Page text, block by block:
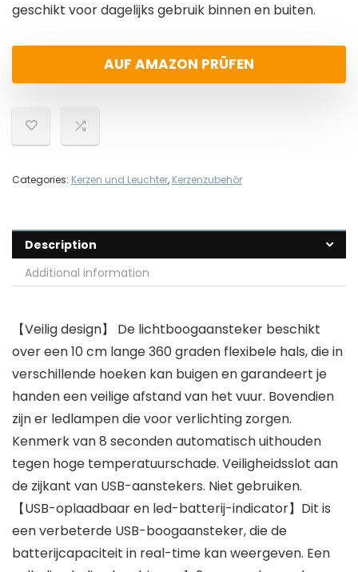
geschikt voor dagelijks gebruik binnen en buiten.
AUF AMAZON PRÜFEN
Categories: Kerzen und Leuchter, Kerzenzubehör
Description
Additional information
【Veilig design】 De lichtboogaansteker beschikt
over een 10 cm lange 360 graden flexibele hals, die in
verschillende hoeken kan buigen en garandeert je
handen een veilige afstand van het vuur. Bovendien
zijn er ledlampen die voor verlichting zorgen.
Kenmerk van 8 seconden automatisch uithouden
tegen hoge temperatuurschade. Veiligheidsslot aan
de zijkant van USB-aanstekers. Niet gebruiken.
【USB-oplaadbaar en led-batterij-indicator】Dit is
een verbeterde USB-boogaansteker, die de
batterijcapaciteit in real-time kan weergeven. Een